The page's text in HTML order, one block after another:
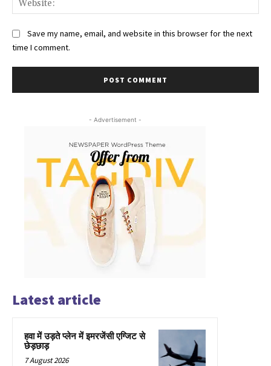
Save my name, email, and website in this browser for the next
time I comment.
- Advertisement -
Latest article
हवा में उड़ते प्लेन में इमरजेंसी एग्जिट से
छेड़छाड़
7 August 2026